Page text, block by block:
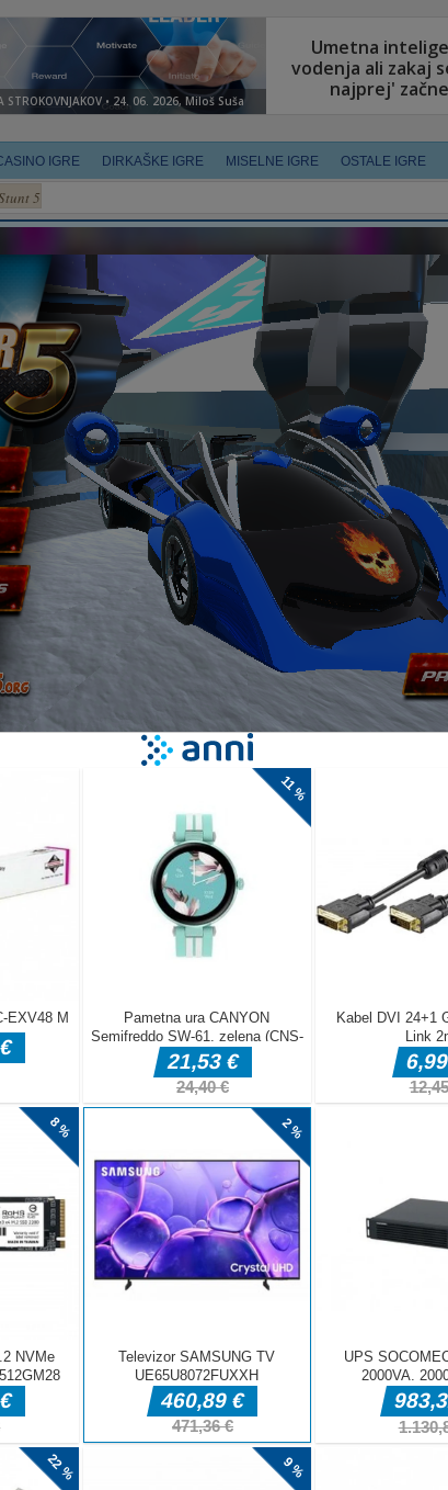
IGRE DIRKAŠKE IGRE MISELNE IGRE OSTALE IGRE
5
nad
je strmoglavilo in dobili ste nepričakovane
zombijev, vaša naloga je, da uporabite svojo
tisoče zombijev in poskusite preživeti vsak val
- Pr [...]